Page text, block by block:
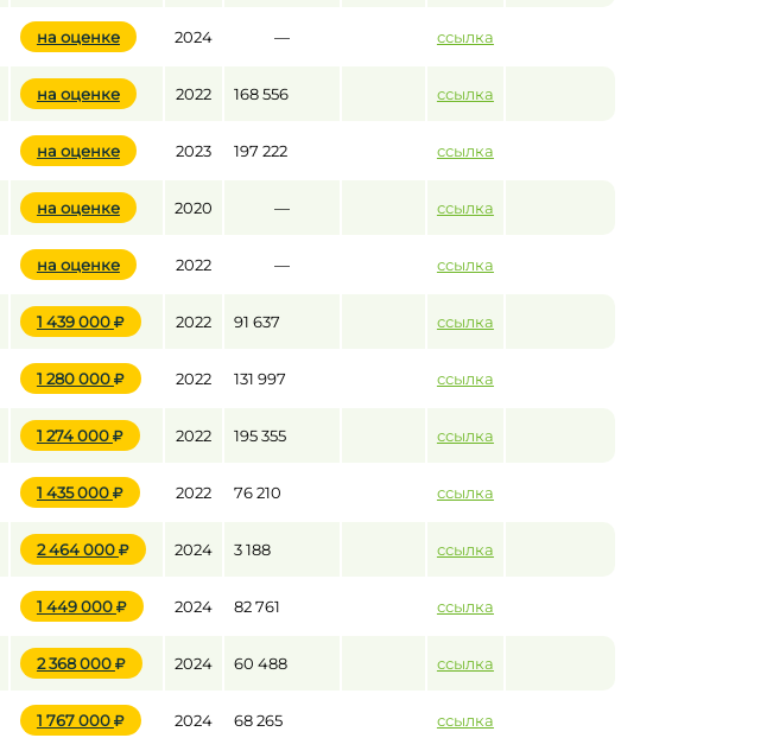
на оценке 2024 — ссылка
на оценке 2022 168 556 ссылка
на оценке 2023 197 222 ссылка
на оценке 2020 — ссылка
на оценке 2022 — ссылка
1 439 000 2022 91 637 ссылка
1 280 000 2022 131 997 ссылка
1 274 000 2022 195 355 ссылка
1 435 000 2022 76 210 ссылка
2 464 000 2024 3 188 ссылка
1 449 000 2024 82 761 ссылка
2 368 000 2024 60 488 ссылка
1 767 000 2024 68 265 ссылка